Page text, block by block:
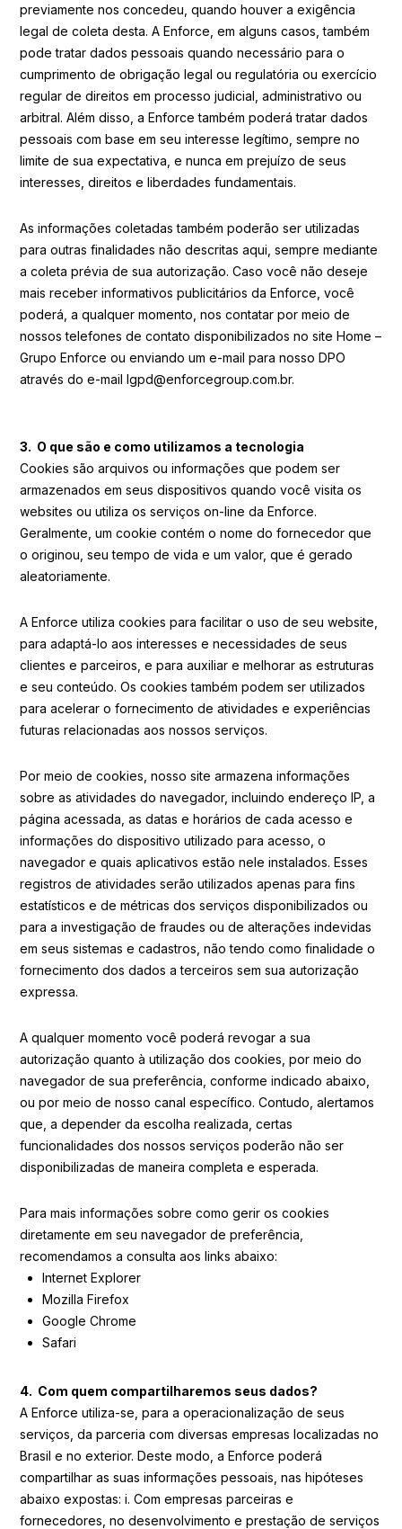
previamente nos concedeu, quando houver a exigência
legal de coleta desta. A Enforce, em alguns casos, também
pode tratar dados pessoais quando necessário para o
cumprimento de obrigação legal ou regulatória ou exercício
regular de direitos em processo judicial, administrativo ou
arbitral. Além disso, a Enforce também poderá tratar dados
pessoais com base em seu interesse legítimo, sempre no
limite de sua expectativa, e nunca em prejuízo de seus
interesses, direitos e liberdades fundamentais.
As informações coletadas também poderão ser utilizadas
para outras finalidades não descritas aqui, sempre mediante
a coleta prévia de sua autorização. Caso você não deseje
mais receber informativos publicitários da Enforce, você
poderá, a qualquer momento, nos contatar por meio de
nossos telefones de contato disponibilizados no site Home –
Grupo Enforce ou enviando um e-mail para nosso DPO
através do e-mail lgpd@enforcegroup.com.br.
3. O que são e como utilizamos a tecnologia
Cookies são arquivos ou informações que podem ser
armazenados em seus dispositivos quando você visita os
websites ou utiliza os serviços on-line da Enforce.
Geralmente, um cookie contém o nome do fornecedor que
o originou, seu tempo de vida e um valor, que é gerado
aleatoriamente.
A Enforce utiliza cookies para facilitar o uso de seu website,
para adaptá-lo aos interesses e necessidades de seus
clientes e parceiros, e para auxiliar e melhorar as estruturas
e seu conteúdo. Os cookies também podem ser utilizados
para acelerar o fornecimento de atividades e experiências
futuras relacionadas aos nossos serviços.
Por meio de cookies, nosso site armazena informações
sobre as atividades do navegador, incluindo endereço IP, a
página acessada, as datas e horários de cada acesso e
informações do dispositivo utilizado para acesso, o
navegador e quais aplicativos estão nele instalados. Esses
registros de atividades serão utilizados apenas para fins
estatísticos e de métricas dos serviços disponibilizados ou
para a investigação de fraudes ou de alterações indevidas
em seus sistemas e cadastros, não tendo como finalidade o
fornecimento dos dados a terceiros sem sua autorização
expressa.
A qualquer momento você poderá revogar a sua
autorização quanto à utilização dos cookies, por meio do
navegador de sua preferência, conforme indicado abaixo,
ou por meio de nosso canal específico. Contudo, alertamos
que, a depender da escolha realizada, certas
funcionalidades dos nossos serviços poderão não ser
disponibilizadas de maneira completa e esperada.
Para mais informações sobre como gerir os cookies
diretamente em seu navegador de preferência,
recomendamos a consulta aos links abaixo:
Internet Explorer
Mozilla Firefox
Google Chrome
Safari
4. Com quem compartilharemos seus dados?
A Enforce utiliza-se, para a operacionalização de seus
serviços, da parceria com diversas empresas localizadas no
Brasil e no exterior. Deste modo, a Enforce poderá
compartilhar as suas informações pessoais, nas hipóteses
abaixo expostas: i. Com empresas parceiras e
fornecedores, no desenvolvimento e prestação de serviços